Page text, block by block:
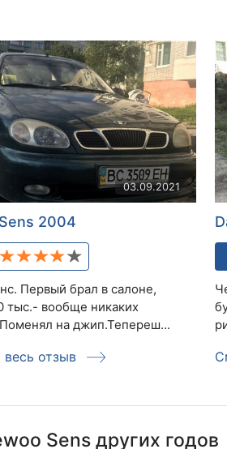
03.09.2021
2004
Первый брал в салоне,
тыс.- вообще никаких
на джип.Тепереш...
отзыв
Sens других годов